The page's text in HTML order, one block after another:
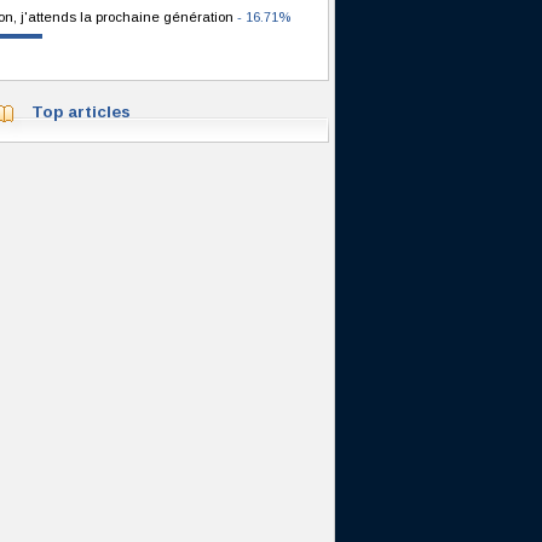
j'attends la prochaine génération - 16.71%
Top articles